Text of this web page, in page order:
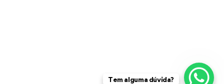
Tem alguma dúvida?